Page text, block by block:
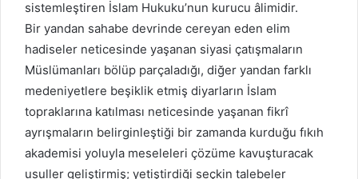
sistemleştiren İslam Hukuku’nun kurucu âlimidir.
Bir yandan sahabe devrinde cereyan eden elim
hadiseler neticesinde yaşanan siyasi çatışmaların
Müslümanları bölüp parçaladığı, diğer yandan farklı
medeniyetlere beşiklik etmiş diyarların İslam
topraklarına katılması neticesinde yaşanan fikrî
ayrışmaların belirginleştiği bir zamanda kurduğu fıkıh
akademisi yoluyla meseleleri çözüme kavuşturacak
usuller geliştirmiş; yetiştirdiği seçkin talebeler